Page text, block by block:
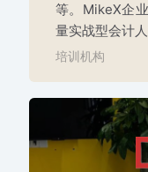
等。MikeX企
量实战型会计人
培训机构